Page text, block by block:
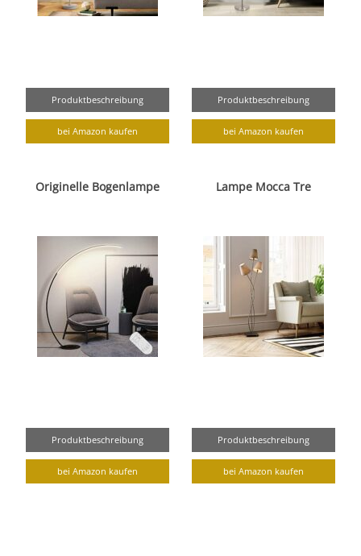
Produktbeschreibung
bei Amazon kaufen
Produktbeschreibung
bei Amazon kaufen
Originelle Bogenlampe
Produktbeschreibung
bei Amazon kaufen
Lampe Mocca Tre
Produktbeschreibung
bei Amazon kaufen